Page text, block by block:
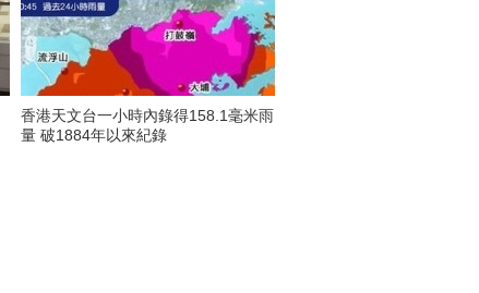
香港天文台一小時內錄得158.1毫米雨
量 破1884年以來紀錄